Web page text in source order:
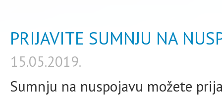
PRIJAVITE SUMNJU NA
15.05.2019.
Sumnju na nuspojavu možete